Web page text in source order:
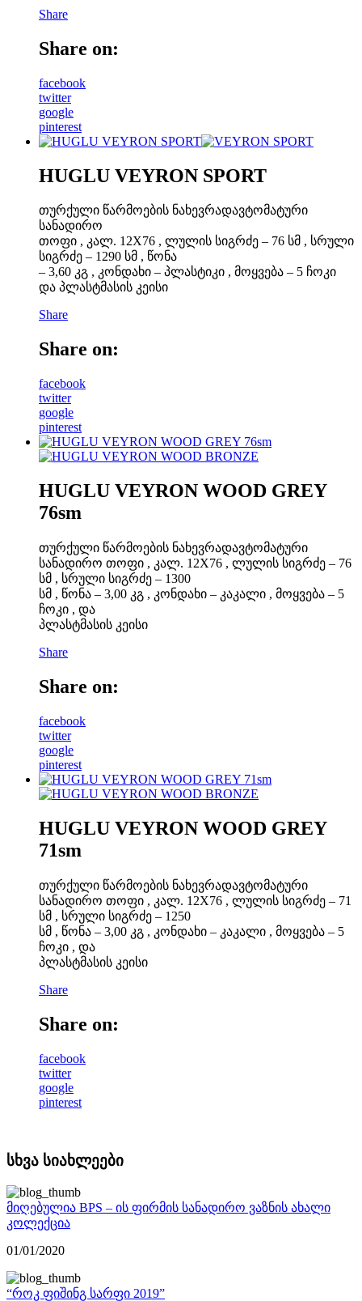
Share
Share on:
facebook
twitter
google
pinterest
HUGLU VEYRON SPORT
თურქული წარმოების ნახევრადავტომატური
სანადირო
თოფი , კალ. 12X76 , ლულის სიგრძე – 76 სმ , სრული
სიგრძე – 1290 სმ , წონა
– 3,60 კგ , კონდახი – პლასტიკი , მოყვება – 5 ჩოკი
და პლასტმასის კეისი
Share
Share on:
facebook
twitter
google
pinterest
HUGLU VEYRON WOOD GREY
76sm
თურქული წარმოების ნახევრადავტომატური
სანადირო თოფი , კალ. 12X76 , ლულის სიგრძე – 76
სმ , სრული სიგრძე – 1300
სმ , წონა – 3,00 კგ , კონდახი – კაკალი , მოყვება – 5
ჩოკი , და
პლასტმასის კეისი
Share
Share on:
facebook
twitter
google
pinterest
HUGLU VEYRON WOOD GREY
71sm
თურქული წარმოების ნახევრადავტომატური
სანადირო თოფი , კალ. 12X76 , ლულის სიგრძე – 71
სმ , სრული სიგრძე – 1250
სმ , წონა – 3,00 კგ , კონდახი – კაკალი , მოყვება – 5
ჩოკი , და
პლასტმასის კეისი
Share
Share on:
facebook
twitter
google
pinterest
სხვა სიახლეები
მიღებულია BPS – ის ფირმის სანადირო ვაზნის ახალი
კოლექცია
01/01/2020
“როკ ფიშინგ სარფი 2019”